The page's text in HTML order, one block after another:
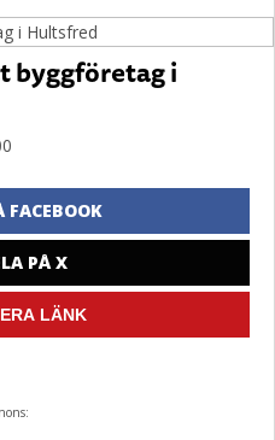
byggföretag i
FACEBOOK
PÅ X
LÄNK